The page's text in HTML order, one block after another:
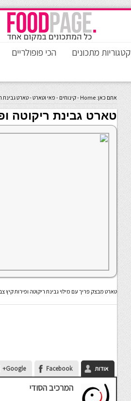
קטגוריות מתכונים הכי פופולריים
אתם כאן: Home
-קינוחים - פאי וטארט-טארט גבינת
טארט גבינת ריקוטה
טארט מבצק פריך עם מילוי גבינת ריקוטה ופירות קיץ
אודות Facebook
Google+
המרכיב הסודי